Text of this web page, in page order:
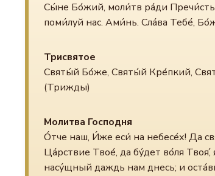
Сы́не Бо́жий, моли́тв ра́ди
поми́луй нас. Ами́нь. Сла́ва Тебе́,
Трисвятое
Святы́й Бо́же, Святы́й Кре́пкий,
(Трижды)
Молитва Господня
О́тче наш, И́же еси́ на небесе́х! Да
Ца́рствие Твое́, да бу́дет во́ля
насу́щный даждь нам днесь; и